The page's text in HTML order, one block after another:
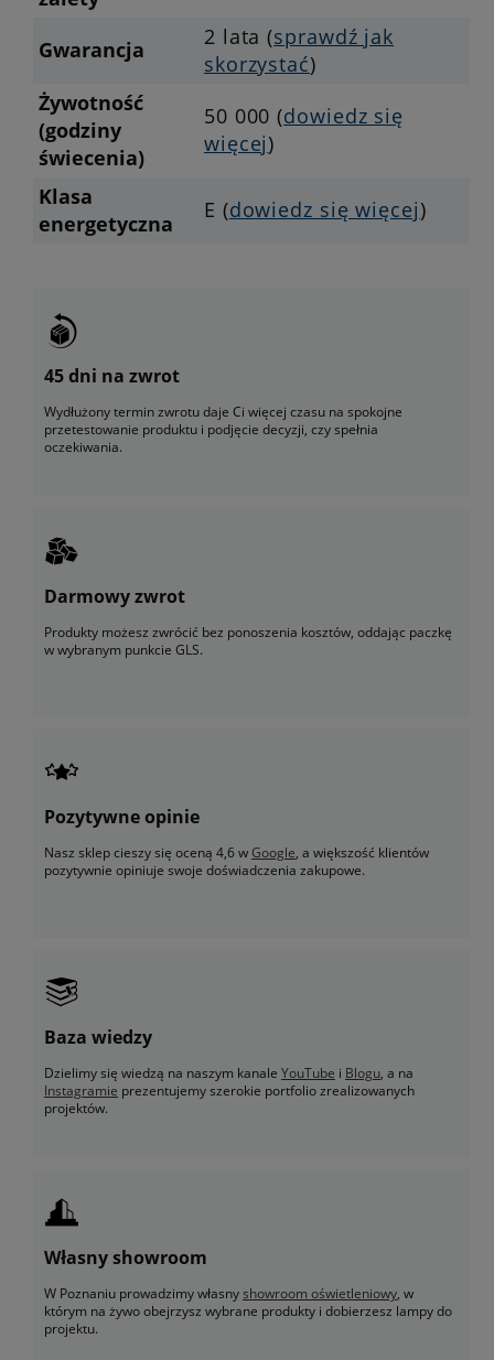
Gwarancja
2 lata (sprawdź jak
skorzystać)
Żywotność
(godziny
świecenia)
50 000 (dowiedz się
więcej)
Klasa
energetyczna
E (dowiedz się więcej)
45 dni na zwrot
Wydłużony termin zwrotu daje Ci więcej czasu na spokojne
przetestowanie produktu i podjęcie decyzji, czy spełnia
oczekiwania.
Darmowy zwrot
Produkty możesz zwrócić bez ponoszenia kosztów, oddając paczkę
w wybranym punkcie GLS.
Pozytywne opinie
Nasz sklep cieszy się oceną 4,6 wGoogle, a większość klientów
pozytywnie opiniuje swoje doświadczenia zakupowe.
Baza wiedzy
Dzielimy się wiedzą na naszym kanale YouTube i Blogu, a na
Instagramie prezentujemy szerokie portfolio zrealizowanych
projektów.
Własny showroom
W Poznaniu prowadzimy własnyshowroom oświetleniowy, w
którym na żywo obejrzysz wybrane produkty i dobierzesz lampy do
projektu.